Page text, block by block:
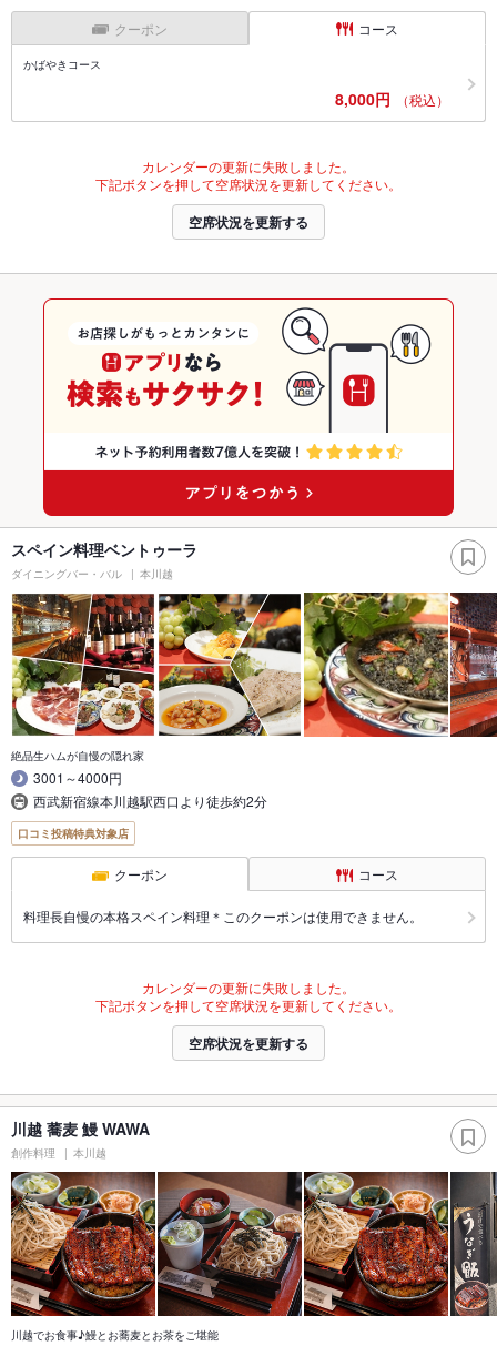
クーポン コース
かばやきコース
8,000円 （税込）
カレンダーの更新に失敗しました。
下記ボタンを押して空席状況を更新してください。
空席状況を更新する
スペイン料理ベントゥーラ
ダイニングバー・バル 本川越
絶品生ハムが自慢の隠れ家
3001～4000円
西武新宿線本川越駅西口より徒歩約2分
口コミ投稿特典対象店
クーポン コース
料理長自慢の本格スペイン料理＊このクーポンは使用できません。
カレンダーの更新に失敗しました。
下記ボタンを押して空席状況を更新してください。
空席状況を更新する
川越 蕎麦 鰻 WAWA
創作料理 本川越
川越でお食事♪鰻とお蕎麦とお茶をご堪能